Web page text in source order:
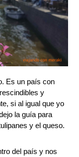
Es un país con
y
si al igual que yo
la guía para
y el queso.
del país y nos